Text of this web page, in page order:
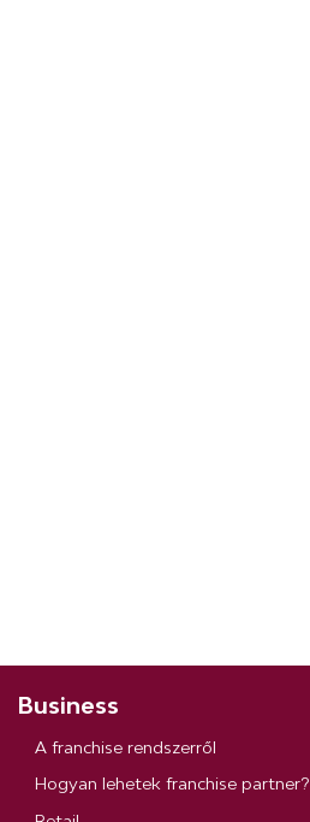
Business
A franchise rendszerről
Hogyan lehetek franchise partner?